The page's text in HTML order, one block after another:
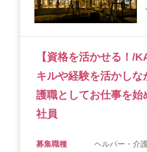
【資格を活かせる！/
キルや経験を活かし
護職としてお仕事を始
社員
募集職種 ヘルパー・介